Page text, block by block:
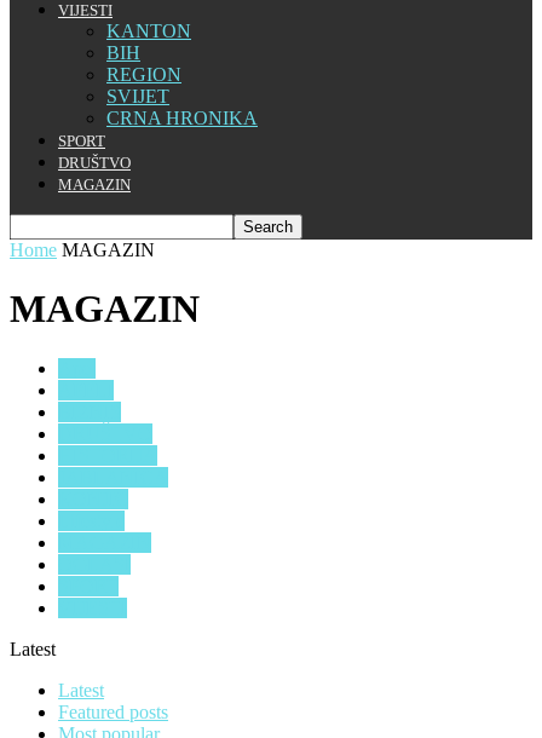
VIJESTI
KANTON
BIH
REGION
SVIJET
CRNA HRONIKA
SPORT
DRUŠTVO
MAGAZIN
Home MAGAZIN
MAGAZIN
Latest
Latest
Featured posts
Most popular